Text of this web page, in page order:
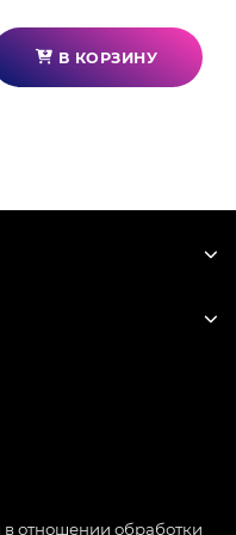
В КОРЗИНУ
в отношении обработки